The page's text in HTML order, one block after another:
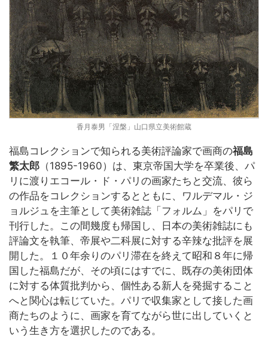
香月泰男「涅槃」山口県立美術館蔵
福島コレクションで知られる美術評論家で画商の福島
繁太郎 （1895-1960）は、東京帝国大学を卒業後、パ
リに渡りエコール・ド・パリの画家たちと交流、彼ら
の作品をコレクションするとともに、ワルデマル・ジ
ョルジュを主筆として美術雑誌「フォルム」をパリで
刊行した。この間幾度も帰国し、日本の美術雑誌にも
評論文を執筆、帝展や二科展に対する辛辣な批評を展
開した。１０年余りのパリ滞在を終えて昭和８年に帰
国した福島だが、その頃にはすでに、既存の美術団体
に対する体質批判から、個性ある新人を発掘すること
へと関心は転じていた。パリで収集家として接した画
商たちのように、画家を育てながら世に出していくと
いう生き方を選択したのである。